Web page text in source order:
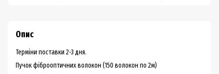
Опис
Терміни поставки 2-3 дня.
Пучок фіброоптичних волокон (150 волокон по 2м)